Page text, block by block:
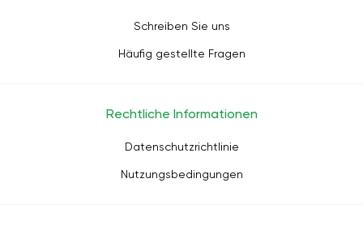
Schreiben Sie uns
Häufig gestellte Fragen
Rechtliche Informationen
Datenschutzrichtlinie
Nutzungsbedingungen